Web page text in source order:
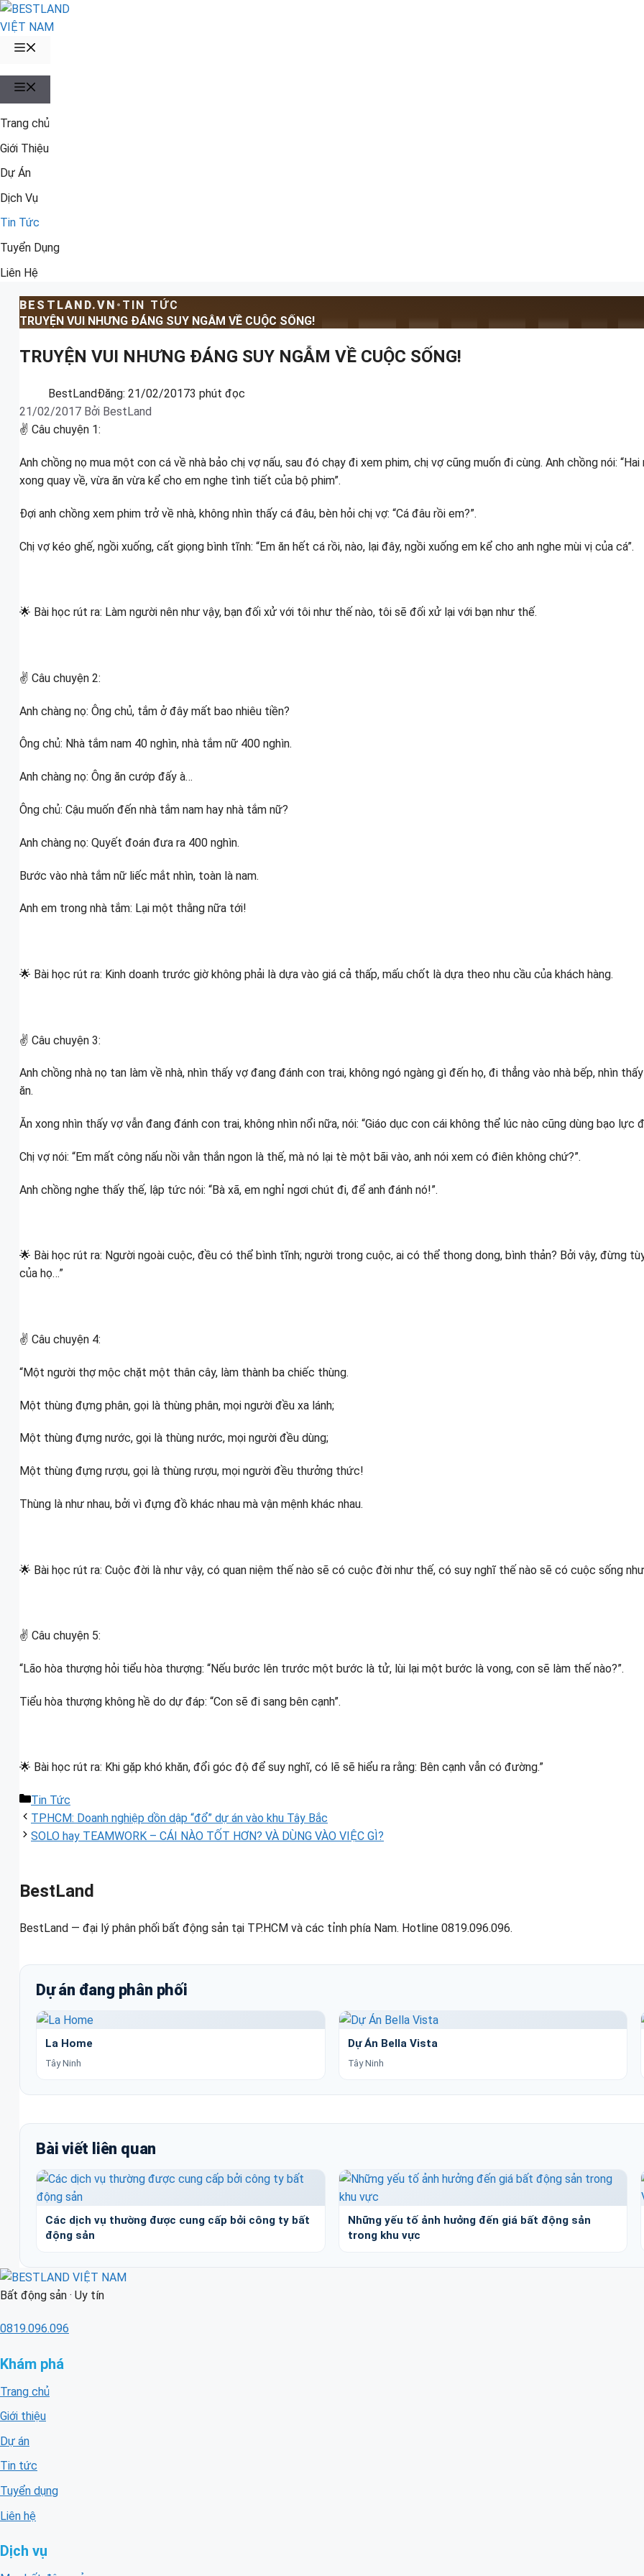
Chuyển
đến
Trang chủ
Giới Thiệu
Dự Án
Dịch Vụ
Tin Tức
Tuyển Dụng
Liên Hệ
BESTLAND.VN • TIN TỨC
TRUYỆN VUI NHƯNG ĐÁNG SUY NGẪM VỀ CUỘC SỐNG!
TRUYỆN VUI NHƯNG ĐÁNG SUY NGẪM VỀ CUỘC SỐNG!
BestLandĐăng: 21/02/20173 phút đọc
21/02/2017 Bởi BestLand
✌ Câu chuyện 1:
Anh chồng nọ mua một con cá về nhà bảo chị vợ nấu, sau đó chạy đi xem phim, chị vợ cũng muốn đi cùng. Anh chồng nói:
xong quay về, vừa ăn vừa kể cho em nghe tình tiết của bộ phim”.
Đợi anh chồng xem phim trở về nhà, không nhìn thấy cá đâu, bèn hỏi chị vợ: “Cá đâu rồi em?”.
Chị vợ kéo ghế, ngồi xuống, cất giọng bình tĩnh: “Em ăn hết cá rồi, nào, lại đây, ngồi xuống em kể cho anh nghe mùi vị của cá”.
🌟 Bài học rút ra: Làm người nên như vậy, bạn đối xử với tôi như thế nào, tôi sẽ đối xử lại với bạn như thế.
✌ Câu chuyện 2:
Anh chàng nọ: Ông chủ, tắm ở đây mất bao nhiêu tiền?
Ông chủ: Nhà tắm nam 40 nghìn, nhà tắm nữ 400 nghìn.
Anh chàng nọ: Ông ăn cướp đấy à…
Ông chủ: Cậu muốn đến nhà tắm nam hay nhà tắm nữ?
Anh chàng nọ: Quyết đoán đưa ra 400 nghìn.
Bước vào nhà tắm nữ liếc mắt nhìn, toàn là nam.
Anh em trong nhà tắm: Lại một thằng nữa tới!
🌟 Bài học rút ra: Kinh doanh trước giờ không phải là dựa vào giá cả thấp, mấu chốt là dựa theo nhu cầu của khách hàng.
✌ Câu chuyện 3:
Anh chồng nhà nọ tan làm về nhà, nhìn thấy vợ đang đánh con trai, không ngó ngàng gì đến họ, đi thẳng vào nhà bếp, nhìn
ăn.
Ăn xong nhìn thấy vợ vẫn đang đánh con trai, không nhìn nổi nữa, nói: “Giáo dục con cái không thể lúc nào cũng dùng bạo lực
Chị vợ nói: “Em mất công nấu nồi vằn thắn ngon là thế, mà nó lại tè một bãi vào, anh nói xem có điên không chứ?”.
Anh chồng nghe thấy thế, lập tức nói: “Bà xã, em nghỉ ngơi chút đi, để anh đánh nó!”.
🌟 Bài học rút ra: Người ngoài cuộc, đều có thể bình tĩnh; người trong cuộc, ai có thể thong dong, bình thản? Bởi vậy, đừng
của họ…”
✌ Câu chuyện 4:
“Một người thợ mộc chặt một thân cây, làm thành ba chiếc thùng.
Một thùng đựng phân, gọi là thùng phân, mọi người đều xa lánh;
Một thùng đựng nước, gọi là thùng nước, mọi người đều dùng;
Một thùng đựng rượu, gọi là thùng rượu, mọi người đều thưởng thức!
Thùng là như nhau, bởi vì đựng đồ khác nhau mà vận mệnh khác nhau.
🌟 Bài học rút ra: Cuộc đời là như vậy, có quan niệm thế nào sẽ có cuộc đời như thế, có suy nghĩ thế nào sẽ có cuộc sống
✌ Câu chuyện 5:
“Lão hòa thượng hỏi tiểu hòa thượng: “Nếu bước lên trước một bước là tử, lùi lại một bước là vong, con sẽ làm thế nào?”.
Tiểu hòa thượng không hề do dự đáp: “Con sẽ đi sang bên cạnh”.
🌟 Bài học rút ra: Khi gặp khó khăn, đổi góc độ để suy nghĩ, có lẽ sẽ hiểu ra rằng: Bên cạnh vẫn có đường.”
Danh
mục
Tin Tức
TPHCM: Doanh nghiệp dồn dập “đổ” dự án vào khu Tây Bắc
SOLO hay TEAMWORK – CÁI NÀO TỐT HƠN? VÀ DÙNG VÀO VIỆC GÌ?
BestLand
BestLand — đại lý phân phối bất động sản tại TP.HCM và các tỉnh phía Nam. Hotline 0819.096.096.
Dự án đang phân phối
La Home
Tây Ninh
Dự Án Bella Vista
Tây Ninh
Bài viết liên quan
Các dịch vụ thường được cung cấp bởi công ty bất
động sản
Những yếu tố ảnh hưởng đến giá bất động sản
trong khu vực
Bất động sản · Uy tín
0819.096.096
Khám phá
Trang chủ
Giới thiệu
Dự án
Tin tức
Tuyển dụng
Liên hệ
Dịch vụ